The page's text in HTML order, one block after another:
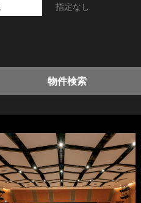
指定なし
物件検索